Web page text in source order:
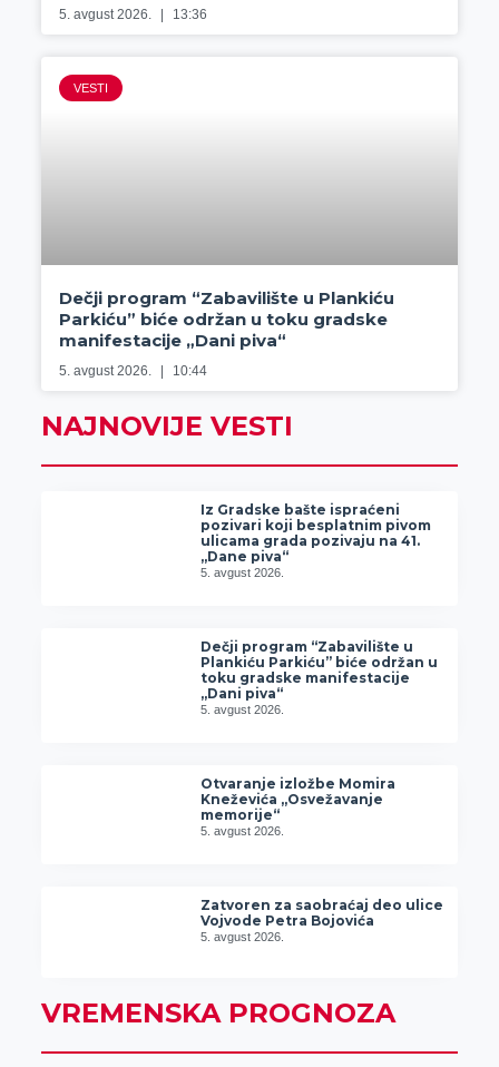
5. avgust 2026. 13:36
VESTI
Dečji program “Zabavilište u Plankiću
Parkiću” biće održan u toku gradske
manifestacije „Dani piva“
5. avgust 2026. 10:44
NAJNOVIJE VESTI
Iz Gradske bašte ispraćeni
pozivari koji besplatnim pivom
ulicama grada pozivaju na 41.
„Dane piva“
5. avgust 2026.
Dečji program “Zabavilište u
Plankiću Parkiću” biće održan u
toku gradske manifestacije
„Dani piva“
5. avgust 2026.
Otvaranje izložbe Momira
Kneževića „Osvežavanje
memorije“
5. avgust 2026.
Zatvoren za saobraćaj deo ulice
Vojvode Petra Bojovića
5. avgust 2026.
VREMENSKA PROGNOZA